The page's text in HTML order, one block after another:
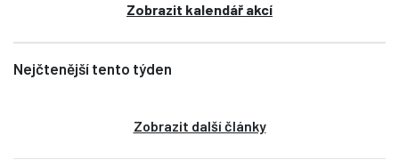
Zobrazit kalendář akcí
Nejčtenější tento týden
Zobrazit další články